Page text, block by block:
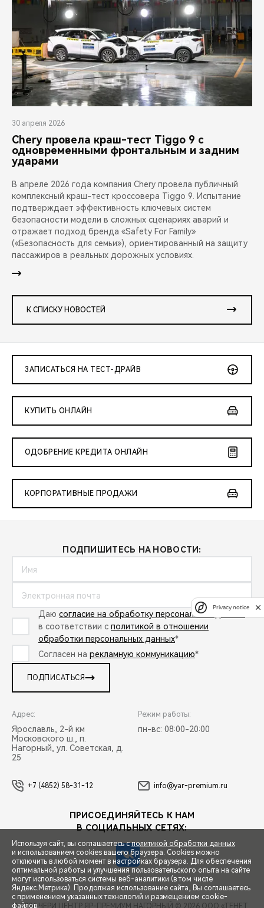
СПЕЦПРЕДЛОЖЕНИЯ
30 апреля 2026
Chery провела краш-тест Tiggo 9 с
одновременными фронтальным и задним
ударами
В апреле 2026 года компания Chery провела публичный
комплексный краш-тест кроссовера Tiggo 9. Испытание
подтверждает эффективность ключевых систем
безопасности модели в сложных сценариях аварий и
отражает подход бренда «Safety For Family»
(«Безопасность для семьи»), ориентированный на защиту
пассажиров в реальных дорожных условиях.
К СПИСКУ НОВОСТЕЙ
ЗАПИСАТЬСЯ НА ТЕСТ-ДРАЙВ
КУПИТЬ ОНЛАЙН
ОДОБРЕНИЕ КРЕДИТА ОНЛАЙН
КОРПОРАТИВНЫЕ ПРОДАЖИ
ПОДПИШИТЕСЬ НА НОВОСТИ:
Даю согласие на обработку персональных данных
в соответствии с политикой в отношении
обработки персональных данных*
Согласен на рекламную коммуникацию*
ПОДПИСАТЬСЯ
Адрес:
Ярославль, 2-й км
Московского ш., п.
Нагорный, ул. Советская, д.
25
Режим работы:
пн-вс: 08:00-20:00
+7 (4852) 58-31-12 info@yar-premium.ru
ПРИСОЕДИНЯЙТЕСЬ К НАМ
В СОЦИАЛЬНЫХ СЕТЯХ:
Используя сайт, вы соглашаетесь сполитикой обработки данных
и использованием cookies вашего браузера. Cookies можно
отключить в любой момент в настройках браузера. Для обеспечения
оптимальной работы и улучшения пользовательского опыта на сайте
могут использоваться системы веб-аналитики (в том числе
Яндекс.Метрика). Продолжая использование сайта, Вы соглашаетесь
с применением указанных технологий и размещением cookie-
файлов.
Privacy notice